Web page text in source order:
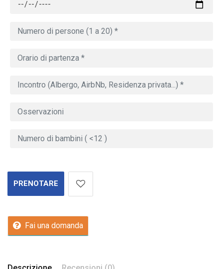
PRENOTARE
Fai una domanda